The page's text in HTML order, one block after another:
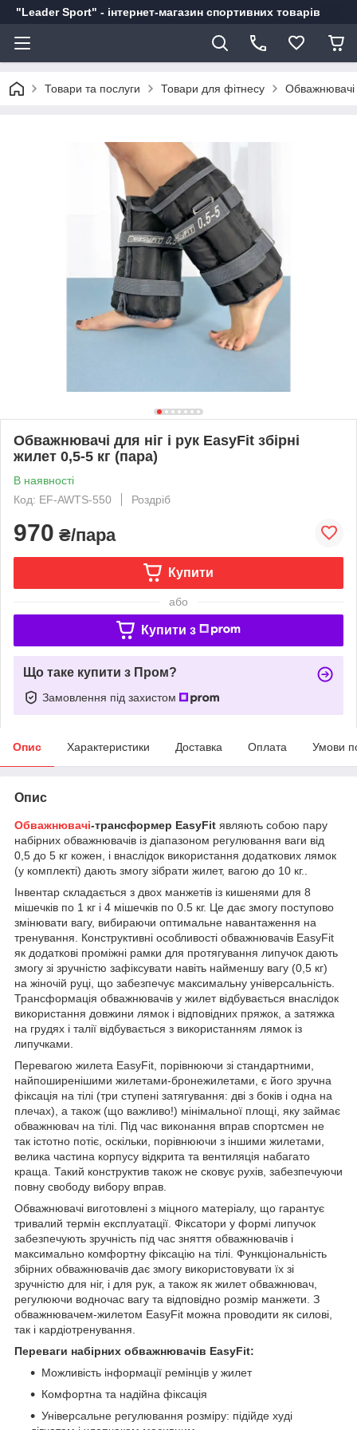
"Leader Sport" - інтернет-магазин спортивних товарів
Товари та послуги Товари для фітнесу Обважнювачі
Обважнювачі для ніг і рук EasyFit збірні
жилет 0,5-5 кг (пара)
В наявності
Код: EF-AWTS-550
Роздріб
970 ₴/пара
Купити
або
Купити з
Що таке купити з Пром?
Замовлення під захистом
Опис Характеристики Доставка Оплата Умови
Опис
Обважнювачі-трансформер EasyFit являють собою пару
набірних обважнювачів із діапазоном регулювання ваги від
0,5 до 5 кг кожен, і внаслідок використання додаткових лямок
(у комплекті) дають змогу зібрати жилет, вагою до 10 кг..
Інвентар складається з двох манжетів із кишенями для 8
мішечків по 1 кг і 4 мішечків по 0.5 кг. Це дає змогу поступово
змінювати вагу, вибираючи оптимальне навантаження на
тренування. Конструктивні особливості обважнювачів EasyFit
як додаткові проміжні рамки для протягування липучок дають
змогу зі зручністю зафіксувати навіть найменшу вагу (0,5 кг)
на жіночій руці, що забезпечує максимальну універсальність.
Трансформація обважнювачів у жилет відбувається внаслідок
використання довжини лямок і відповідних пряжок, а затяжка
на грудях і талії відбувається з використанням лямок із
липучками.
Перевагою жилета EasyFit, порівнюючи зі стандартними,
найпоширенішими жилетами-бронежилетами, є його зручна
фіксація на тілі (три ступені затягування: дві з боків і одна на
плечах), а також (що важливо!) мінімальної площі, яку займає
обважнювач на тілі. Під час виконання вправ спортсмен не
так істотно потіє, оскільки, порівнюючи з іншими жилетами,
велика частина корпусу відкрита та вентиляція набагато
краща. Такий конструктив також не сковує рухів, забезпечуючи
повну свободу вибору вправ.
Обважнювачі виготовлені з міцного матеріалу, що гарантує
тривалий термін експлуатації. Фіксатори у формі липучок
забезпечують зручність під час зняття обважнювачів і
максимально комфортну фіксацію на тілі. Функціональність
збірних обважнювачів дає змогу використовувати їх зі
зручністю для ніг, і для рук, а також як жилет обважнювач,
регулюючи водночас вагу та відповідно розмір манжети. З
обважнювачем-жилетом EasyFit можна проводити як силові,
так і кардіотренування.
Переваги набірних обважнювачів EasyFit:
Можливість інформації ремінців у жилет
Комфортна та надійна фіксація
Універсальне регулювання розміру: підійде худі